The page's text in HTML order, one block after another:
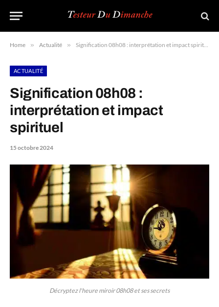
Home » Actualité » Signification 08h08 : interprétation et impact spirituel
ACTUALITÉ
Signification 08h08 :
interprétation et impact
spirituel
15 octobre 2024
Décryptez l'heure miroir 08h08 et ses secrets